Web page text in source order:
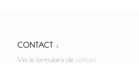
CONTACT :
Via le formulaire de contact